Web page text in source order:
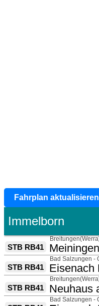
Fahrplan aktualisieren